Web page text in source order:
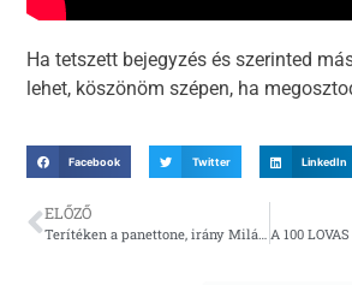
Ha tetszett bejegyzés és szerinted
lehet, köszönöm szépen, ha
Facebook Twitter LinkedIn
ELŐZŐ
Terítéken a panettone, irány Milánó!